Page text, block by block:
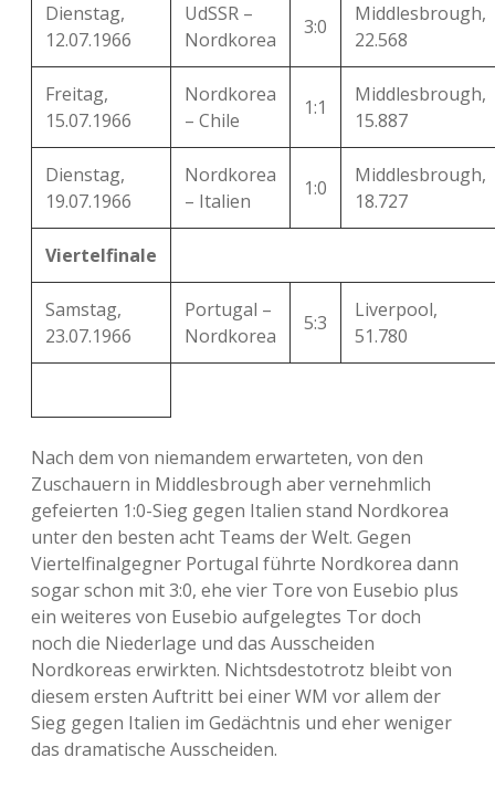
Dienstag,
12.07.1966
UdSSR –
Nordkorea
3:0
Middlesbrough,
22.568
Freitag,
15.07.1966
Nordkorea
– Chile
1:1
Middlesbrough,
15.887
Dienstag,
19.07.1966
Nordkorea
– Italien
1:0
Middlesbrough,
18.727
Viertelfinale
Samstag,
23.07.1966
Portugal –
Nordkorea
5:3
Liverpool,
51.780
Nach dem von niemandem erwarteten, von den
Zuschauern in Middlesbrough aber vernehmlich
gefeierten 1:0-Sieg gegen Italien stand Nordkorea
unter den besten acht Teams der Welt. Gegen
Viertelfinalgegner Portugal führte Nordkorea dann
sogar schon mit 3:0, ehe vier Tore von Eusebio plus
ein weiteres von Eusebio aufgelegtes Tor doch
noch die Niederlage und das Ausscheiden
Nordkoreas erwirkten. Nichtsdestotrotz bleibt von
diesem ersten Auftritt bei einer WM vor allem der
Sieg gegen Italien im Gedächtnis und eher weniger
das dramatische Ausscheiden.